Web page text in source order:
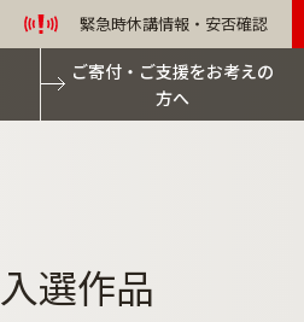
緊急時休講情報・安否確認
ご寄付・ご支援をお考えの
方へ
選作品